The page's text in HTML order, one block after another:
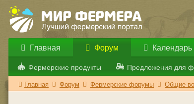
Главная Форум
Фермерские продукты Предложения для
Календарь
Главная Форум Фермерские форумы Общие